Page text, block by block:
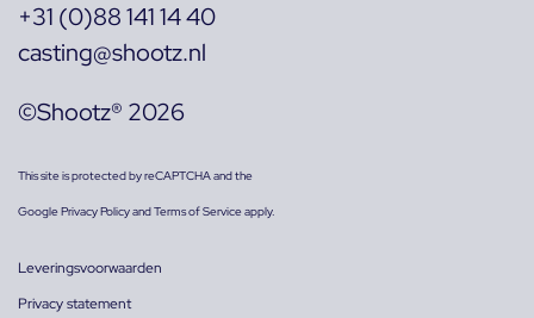
+31 (0)88 141 14 40
casting@shootz.nl
©Shootz® 2026
This site is protected by reCAPTCHA and the
GooglePrivacy PolicyandTerms of Serviceapply.
Leveringsvoorwaarden
Privacy statement